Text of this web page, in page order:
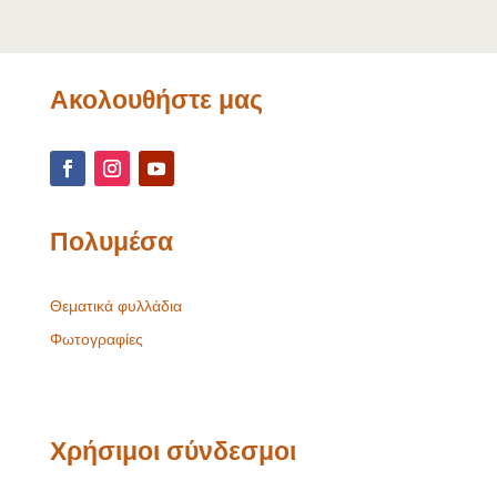
Ακολουθήστε μας
Πολυμέσα
Θεματικά φυλλάδια
Φωτογραφίες
Χρήσιμοι σύνδεσμοι